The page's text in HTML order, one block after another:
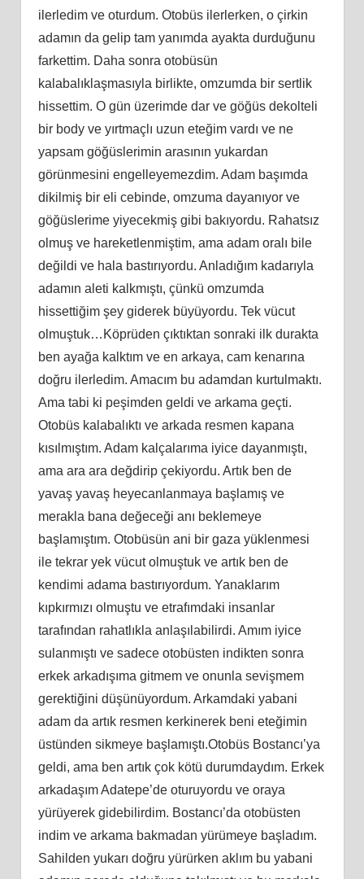
ilerledim ve oturdum. Otobüs ilerlerken, o çirkin
adamın da gelip tam yanımda ayakta durduğunu
farkettim. Daha sonra otobüsün
kalabalıklaşmasıyla birlikte, omzumda bir sertlik
hissettim. O gün üzerimde dar ve göğüs dekolteli
bir body ve yırtmaçlı uzun eteğim vardı ve ne
yapsam göğüslerimin arasının yukardan
görünmesini engelleyemezdim. Adam başımda
dikilmiş bir eli cebinde, omzuma dayanıyor ve
göğüslerime yiyecekmiş gibi bakıyordu. Rahatsız
olmuş ve hareketlenmiştim, ama adam oralı bile
değildi ve hala bastırıyordu. Anladığım kadarıyla
adamın aleti kalkmıştı, çünkü omzumda
hissettiğim şey giderek büyüyordu. Tek vücut
olmuştuk…Köprüden çıktıktan sonraki ilk durakta
ben ayağa kalktım ve en arkaya, cam kenarına
doğru ilerledim. Amacım bu adamdan kurtulmaktı.
Ama tabi ki peşimden geldi ve arkama geçti.
Otobüs kalabalıktı ve arkada resmen kapana
kısılmıştım. Adam kalçalarıma iyice dayanmıştı,
ama ara ara değdirip çekiyordu. Artık ben de
yavaş yavaş heyecanlanmaya başlamış ve
merakla bana değeceği anı beklemeye
başlamıştım. Otobüsün ani bir gaza yüklenmesi
ile tekrar yek vücut olmuştuk ve artık ben de
kendimi adama bastırıyordum. Yanaklarım
kıpkırmızı olmuştu ve etrafımdaki insanlar
tarafından rahatlıkla anlaşılabilirdi. Amım iyice
sulanmıştı ve sadece otobüsten indikten sonra
erkek arkadışıma gitmem ve onunla sevişmem
gerektiğini düşünüyordum. Arkamdaki yabani
adam da artık resmen kerkinerek beni eteğimin
üstünden sikmeye başlamıştı.Otobüs Bostancı’ya
geldi, ama ben artık çok kötü durumdaydım. Erkek
arkadaşım Adatepe’de oturuyordu ve oraya
yürüyerek gidebilirdim. Bostancı’da otobüsten
indim ve arkama bakmadan yürümeye başladım.
Sahilden yukarı doğru yürürken aklım bu yabani